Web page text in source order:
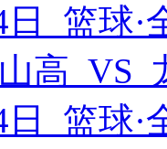
日 篮球·
高 VS
日 篮球·